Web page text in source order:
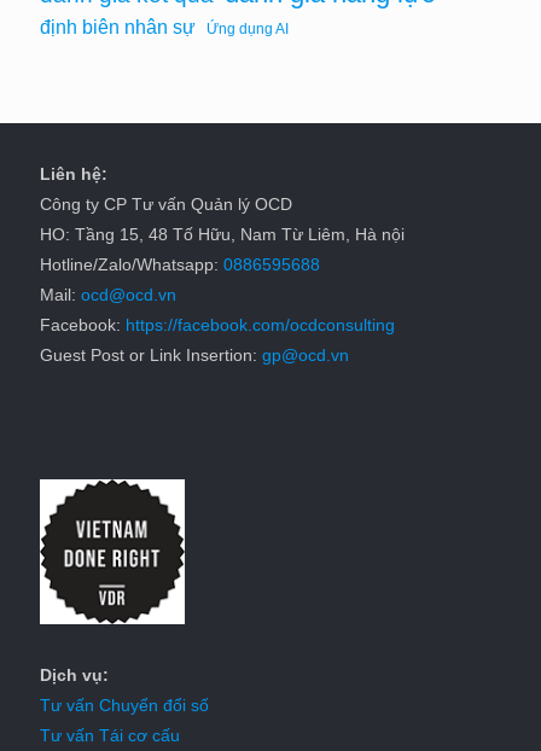
định biên nhân sự Ứng dụng AI
Liên hệ:
Công ty CP Tư vấn Quản lý OCD
HO: Tầng 15, 48 Tố Hữu, Nam Từ Liêm, Hà nội
Hotline/Zalo/Whatsapp: 0886595688
Mail: ocd@ocd.vn
Facebook: https://facebook.com/ocdconsulting
Guest Post or Link Insertion: gp@ocd.vn
Dịch vụ:
Tư vấn Chuyển đổi số
Tư vấn Tái cơ cấu